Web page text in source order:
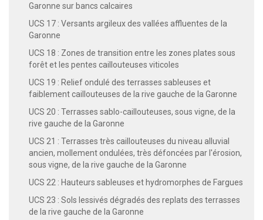
Garonne sur bancs calcaires
UCS 17 : Versants argileux des vallées affluentes de la
Garonne
UCS 18 : Zones de transition entre les zones plates sous
forêt et les pentes caillouteuses viticoles
UCS 19 : Relief ondulé des terrasses sableuses et
faiblement caillouteuses de la rive gauche de la Garonne
UCS 20 : Terrasses sablo-caillouteuses, sous vigne, de la
rive gauche de la Garonne
UCS 21 : Terrasses très caillouteuses du niveau alluvial
ancien, mollement ondulées, très défoncées par l'érosion,
sous vigne, de la rive gauche de la Garonne
UCS 22 : Hauteurs sableuses et hydromorphes de Fargues
UCS 23 : Sols lessivés dégradés des replats des terrasses
de la rive gauche de la Garonne